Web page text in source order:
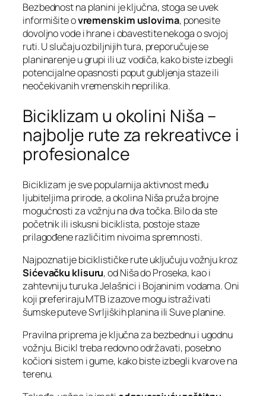
Bezbednost na planini je ključna, stoga se uvek
informišite ovremenskim uslovima, ponesite
dovoljno vode i hrane i obavestite nekoga o svojoj
ruti. U slučaju ozbiljnijih tura, preporučuje se
planinarenje u grupi ili uz vodiča, kako biste izbegli
potencijalne opasnosti poput gubljenja staze ili
neočekivanih vremenskih neprilika.
Biciklizam u okolini Niša –
najbolje rute za rekreativce i
profesionalce
Biciklizam je sve popularnija aktivnost među
ljubiteljima prirode, a okolina Niša pruža brojne
mogućnosti za vožnju na dva točka. Bilo da ste
početnik ili iskusni biciklista, postoje staze
prilagođene različitim nivoima spremnosti.
Najpoznatije biciklističke rute uključuju vožnju kroz
Sićevačku klisuru, od Niša do Proseka, kao i
zahtevniju turu ka Jelašnici i Bojaninim vodama. Oni
koji preferiraju MTB izazove mogu istraživati
šumske puteve Svrljiških planina ili Suve planine.
Pravilna priprema je ključna za bezbednu i ugodnu
vožnju. Bicikl treba redovno održavati, posebno
kočioni sistem i gume, kako biste izbegli kvarove na
terenu.